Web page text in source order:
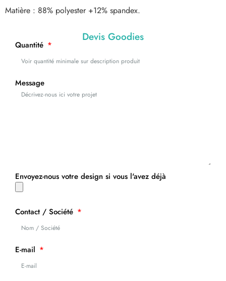
Matière : 88% polyester +12% spandex.
Devis Goodies
Quantité
Message
Envoyez-nous votre design si vous l'avez déjà
Contact / Société
E-mail